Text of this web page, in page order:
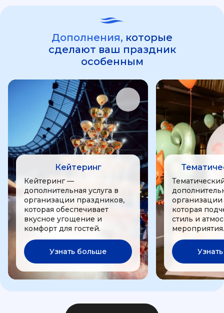
Дополнения, которые
сделают ваш праздник
особенным
Кейтеринг
Кейтеринг —
дополнительная услуга в
организации праздников,
которая обеспечивает
вкусное угощение и
комфорт для гостей.
Узнать больше
которая
стиль и
мероприятия.